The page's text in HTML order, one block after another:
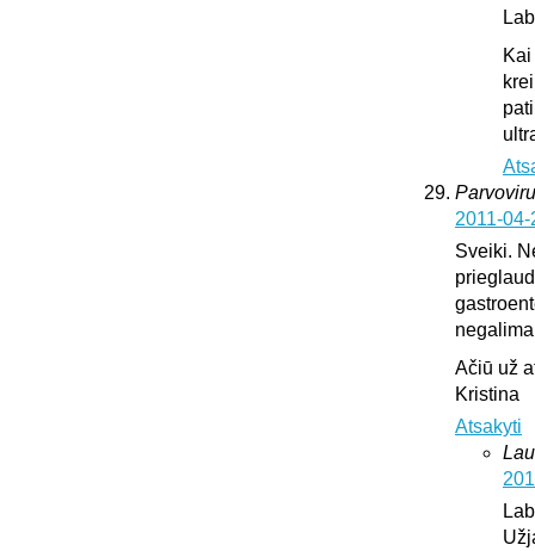
2011-
Sveiki.
Ačiū už
Kristina
Atsakyti